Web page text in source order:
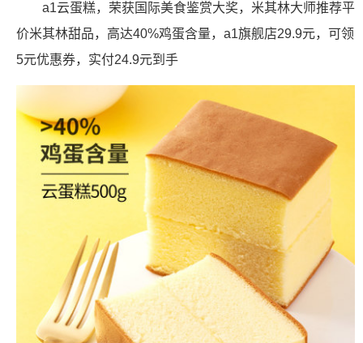
a1云蛋糕，荣获国际美食鉴赏大奖，米其林大师推荐平
价米其林甜品，高达40%鸡蛋含量，a1旗舰店29.9元，可领
5元优惠券，实付24.9元到手